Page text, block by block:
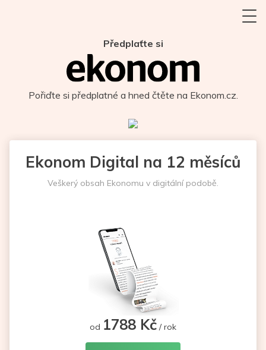
Předplaťte si
Pořiďte si předplatné a hned čtěte na Ekonom.cz.
Ekonom Digital na 12 měsíců
Veškerý obsah Ekonomu v digitální podobě.
od 1788 Kč / rok